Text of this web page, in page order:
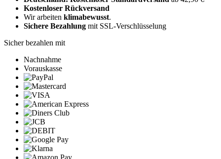
Kostenloser Rückversand
Wir arbeiten klimabewusst.
Sichere Bezahlung mit SSL-Verschlüsselung
Sicher bezahlen mit
Nachnahme
Vorauskasse